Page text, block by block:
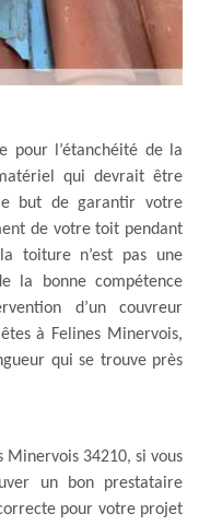
pour l’étanchéité de la
qui devrait être
but de garantir votre
de votre toit pendant
toiture n’est pas une
la bonne compétence
d’un couvreur
à Felines Minervois,
qui se trouve près
Minervois 34210, si vous
un bon prestataire
pour votre projet